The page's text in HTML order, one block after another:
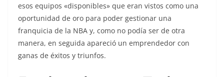
esos equipos «disponibles» que eran vistos como una
oportunidad de oro para poder gestionar una
franquicia de la NBA y, como no podía ser de otra
manera, en seguida apareció un emprendedor con
ganas de éxitos y triunfos.